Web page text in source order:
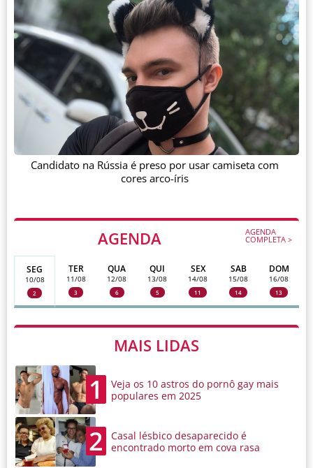
AGENDA AGENDA
COMPLETA >
SEG
10/08
2
TER
11/08
3
QUA
12/08
6
QUI
13/08
5
SEX
14/08
11
SAB
15/08
14
DOM
16/08
13
MAIS LIDAS
1
Veja os 10 astros do pornô gay mais
populares em 2025
2
Casal lésbico desaparecido é
encontrado morto em cova rasa
Candidato na Rússia é preso por usar camiseta com
cores arco-íris